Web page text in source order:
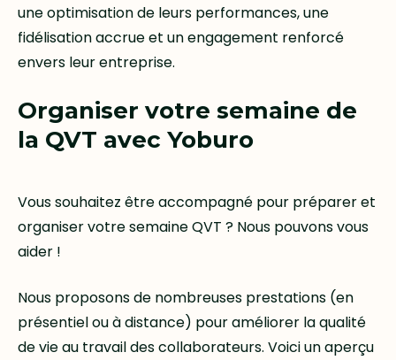
une optimisation de leurs performances, une
fidélisation accrue et un engagement renforcé
envers leur entreprise.
Organiser votre semaine de
la QVT avec Yoburo
Vous souhaitez être accompagné pour préparer et
organiser votre semaine QVT ? Nous pouvons vous
aider !
Nous proposons de nombreuses prestations (en
présentiel ou à distance) pour améliorer la qualité
de vie au travail des collaborateurs. Voici un aperçu